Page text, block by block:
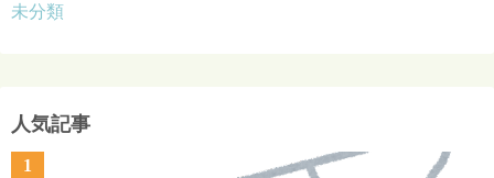
未分類
人気記事
1